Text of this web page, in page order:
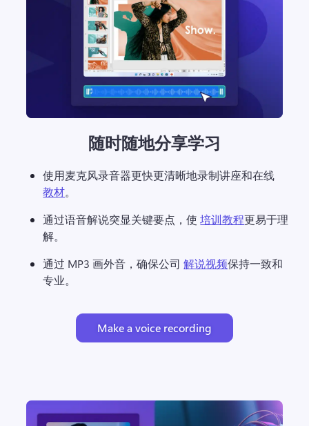
随时随地分享学习
使用麦克风录音器更快更清晰地录制讲座和在线
教材。
通过语音解说突显关键要点，使 培训教程更易于理
解。
通过 MP3 画外音，确保公司 解说视频保持一致和
专业。
Make a voice recording